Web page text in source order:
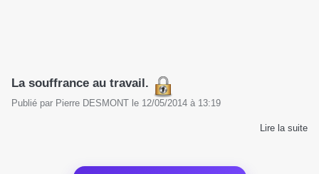
La souffrance au travail.
Publié par Pierre DESMONT le 12/05/2014 à 13:19
Lire la suite